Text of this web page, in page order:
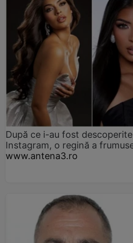
După ce i-au fost
Instagram, o regină a
www.antena3.ro